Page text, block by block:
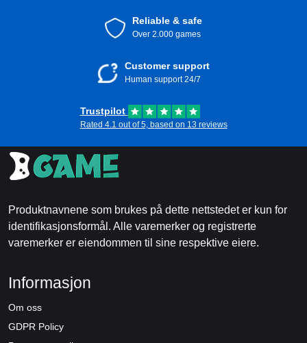
Reliable & safe
Over 2.000 games
Customer support
Human support 24/7
Trustpilot
Rated 4.1 out of 5, based on 13 reviews
Produktnavnene som brukes på dette nettstedet er kun for
identifikasjonsformål. Alle varemerker og registrerte
varemerker er eiendommen til sine respektive eiere.
Informasjon
Om oss
GDPR Policy